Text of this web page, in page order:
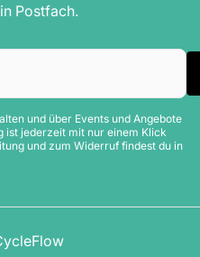
Postfach.
und über Events und Angebote
ist jederzeit mit nur einem Klick
und zum Widerruf findest du in